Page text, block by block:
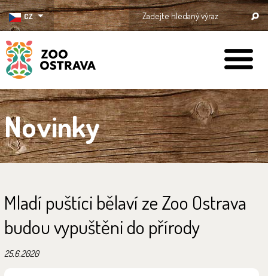
CZ
ZOO Ostrava
Novinky
Mladí puštíci bělaví ze Zoo Ostrava
budou vypuštěni do přírody
25.6.2020